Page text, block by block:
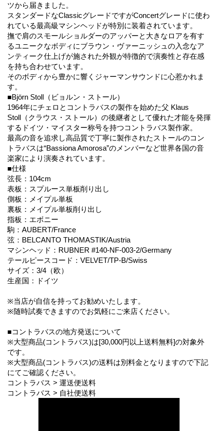
ツから届きました。
スタンダードなClassicグレードですがConcertグレードに使わ
れている最高級マシンヘッドが特別に装着されています。
撫で肩のスモールショルダーのアッパーと大きなロアを有す
るユニークなボディにブラウン・ヴァーニッシュの入念なア
ンティーク仕上げが施された外観が特徴的で演奏性と存在感
を持ち合わせています。
そのボディから豊かに響くジャーマンサウンドに心惹かれま
す。
■Björn Stoll（ビョルン・ストール）
1964年にチェロとコントラバスの製作を始めた父 Klaus
Stoll（クラウス・ストール）の後継者として優れた才能を発揮
するドイツ・マイスター称号を持つコントラバス製作家。
最高の音を追求し高品質で丁寧に製作されたストールのコン
トラバスは“Bassiona Amorosa”のメンバーなど世界各国の音
楽家により演奏されています。
■仕様
弦長：104cm
表板：スプルース単板削り出し
側板：メイプル単板
裏板：メイプル単板削り出し
指板：エボニー
駒：AUBERT/France
弦：BELCANTO THOMASTIK/Austria
マシンヘッド：RUBNER #140-NF-003-2/Germany
テールピースコード：VELVET/TP-B/Swiss
サイズ：3/4（欧）
生産国：ドイツ
※当店が自信を持ってお勧めいたします。
※随時試奏できますのでお気軽にご来店ください。
■コントラバスの地方発送について
※大型商品(コントラバス)は[30,000円以上送料無料]の対象外
です。
※大型商品(コントラバス)の送料は別料金となりますので下記
にてご確認ください。
コントラバス > 運送便送料
コントラバス > 自社便送料